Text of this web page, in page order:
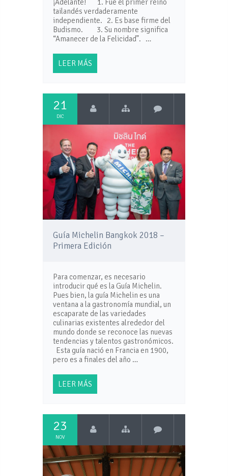
¡Adelante! 1. Fue el primer reino
tailandés verdaderamente
independiente. 2. Es base firme del
Budismo. 3. Su nombre significa
“Amanecer de la Felicidad”. …
LEER MÁS
21
DIC
Guía Michelin Bangkok 2018 –
Primera Edición
Para comenzar, es necesario
introducir qué es la Guía Michelin.
Pues bien, la guía Michelin es una
ventana a la gastronomía mundial, un
escaparate de las variedades
culinarias existentes alrededor del
mundo donde se reconoce las nuevas
tendencias y talentos gastronómicos.
Esta guía nació en Francia en 1900,
pero es a finales del año …
LEER MÁS
23
NOV